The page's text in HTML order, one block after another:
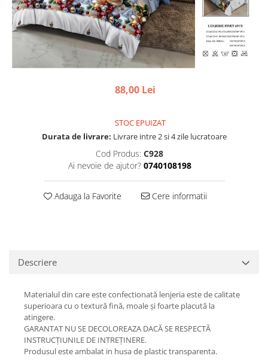
88,00 Lei
STOC EPUIZAT
Durata de livrare: Livrare intre 2 si 4 zile lucratoare
Cod Produs: C928
Ai nevoie de ajutor? 0740108198
Adauga la Favorite Cere informatii
Descriere
Materialul din care este confectionată lenjeria este de calitate
superioara cu o textură fină, moale și foarte placută la
atingere.
GARANTAT NU SE DECOLOREAZA DACĂ SE RESPECTĂ
INSTRUCȚIUNILE DE INTREȚINERE.
Produsul este ambalat in husa de plastic transparenta.